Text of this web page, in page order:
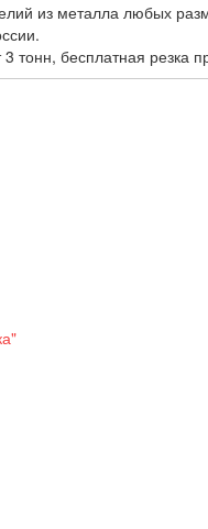
из металла любых
тонн, бесплатная резка